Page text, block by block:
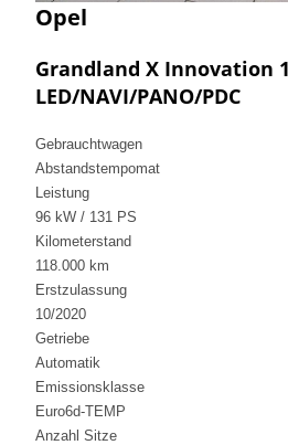
Opel
Grandland X Innovation
LED/NAVI/PANO/PDC
Gebrauchtwagen
Abstandstempomat
Leistung
96 kW / 131 PS
Kilometerstand
118.000 km
Erstzulassung
10/2020
Getriebe
Automatik
Emissionsklasse
Euro6d-TEMP
Anzahl Sitze